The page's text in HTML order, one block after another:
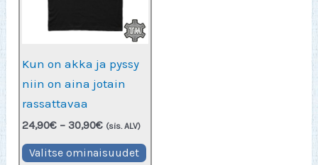
Kun on akka ja pyssy
niin on aina jotain
rassattavaa
24,90€ – 30,90€Hintaluokka:
-
(sis. ALV)
Valitse ominaisuudet Tällä